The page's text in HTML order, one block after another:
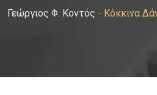
Γεώργιος Φ. Κοντός - Κόκκινα